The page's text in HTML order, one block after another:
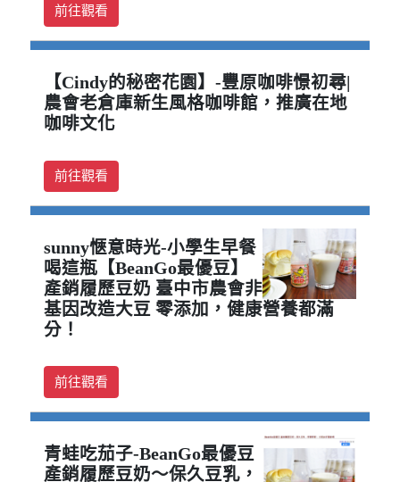
前往觀看
【Cindy的秘密花園】-豐原咖啡憬初尋|
農會老倉庫新生風格咖啡館，推廣在地
咖啡文化
前往觀看
sunny愜意時光-小學生早餐
喝這瓶【BeanGo最優豆】
產銷履歷豆奶 臺中市農會非
基因改造大豆 零添加，健康營養都滿
分！
前往觀看
青蛙吃茄子-BeanGo最優豆
產銷履歷豆奶～保久豆乳，